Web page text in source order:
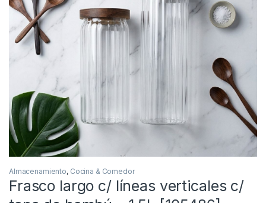
Almacenamiento, Cocina & Comedor
Frasco largo c/ líneas verticales c/